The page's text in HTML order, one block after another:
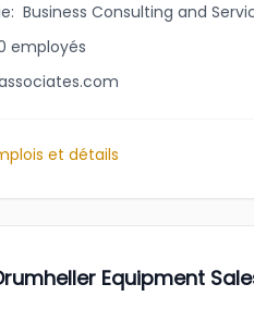
: Business Consulting and
employés
et détails
Equipment